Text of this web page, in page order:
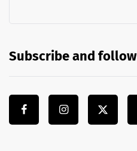
Subscribe and follow